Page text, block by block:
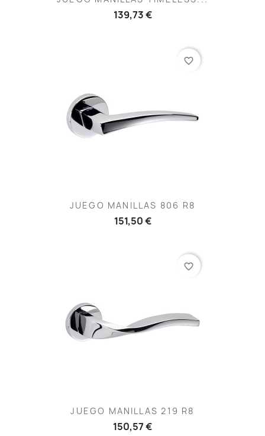
139,73 €
JUEGO MANILLAS 806 R8
151,50 €
favorite_border
JUEGO MANILLAS 219 R8
150,57 €
favorite_border